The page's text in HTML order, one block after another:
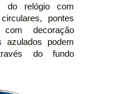
do relógio com
pontes
decoração
azulados podem
do fundo